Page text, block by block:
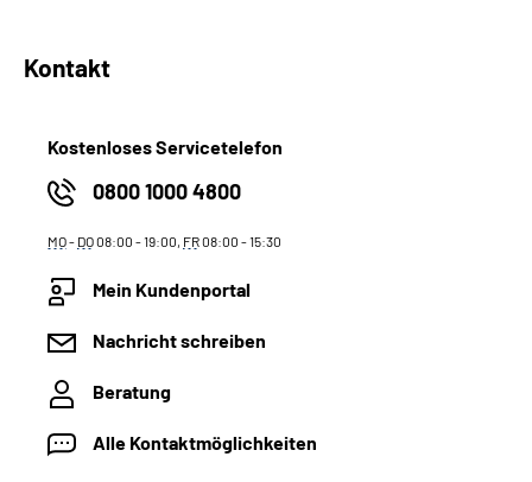
Kontakt
Kostenloses Servicetelefon
0800 1000 4800
MO- DO08:00 - 19:00, FR08:00 - 15:30
Mein Kundenportal
Nachricht schreiben
Beratung
Alle Kontaktmöglichkeiten